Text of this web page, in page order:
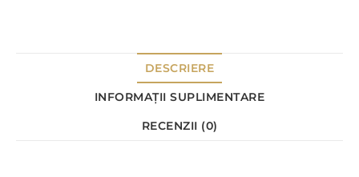
DESCRIERE
INFORMAȚII SUPLIMENTARE
RECENZII (0)